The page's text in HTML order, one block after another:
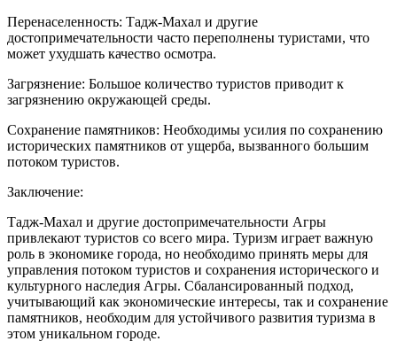
Перенаселенность: Тадж-Махал и другие
достопримечательности часто переполнены туристами, что
может ухудшать качество осмотра.
Загрязнение: Большое количество туристов приводит к
загрязнению окружающей среды.
Сохранение памятников: Необходимы усилия по сохранению
исторических памятников от ущерба, вызванного большим
потоком туристов.
Заключение:
Тадж-Махал и другие достопримечательности Агры
привлекают туристов со всего мира. Туризм играет важную
роль в экономике города, но необходимо принять меры для
управления потоком туристов и сохранения исторического и
культурного наследия Агры. Сбалансированный подход,
учитывающий как экономические интересы, так и сохранение
памятников, необходим для устойчивого развития туризма в
этом уникальном городе.